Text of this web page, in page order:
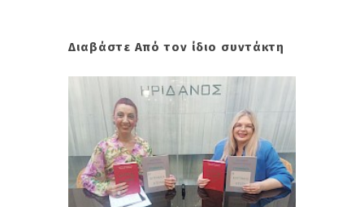
Διαβάστε Από τον ίδιο συντάκτη